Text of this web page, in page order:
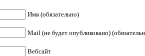
Имя (обязательно)
Mail (не будет опубликовано)
Вебсайт